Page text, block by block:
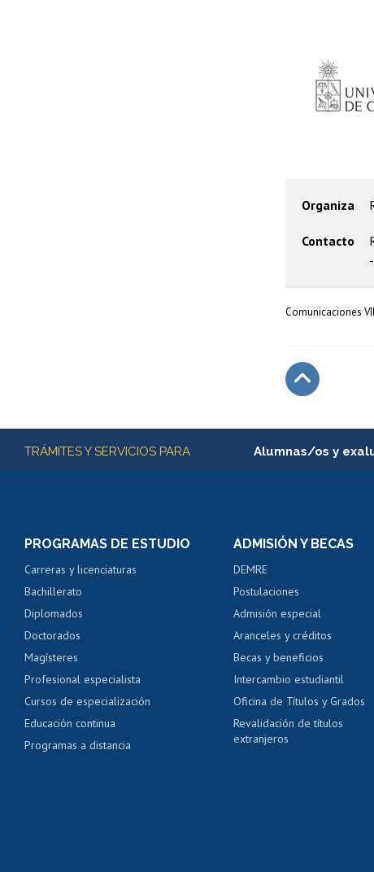
Organiza
Contacto
-
Comunicaciones
Más información
TRÁMITES Y SERVICIOS PARA Alumnas/os y
Servicio médico y dental
Pago de arancel y
Pago de arancel y
Certificado de títulos y
Mi Uchile
PROGRAMAS DE ESTUDIO
Carreras y licenciaturas
Bachillerato
Diplomados
Doctorados
Magísteres
Profesional especialista
Cursos de especialización
Educación continua
Programas a distancia
ADMISIÓN Y BECAS
DEMRE
Postulaciones
Admisión especial
Aranceles y créditos
Becas y beneficios
Intercambio estudiantil
Oficina de Títulos y Grados
Revalidación de títulos
extranjeros